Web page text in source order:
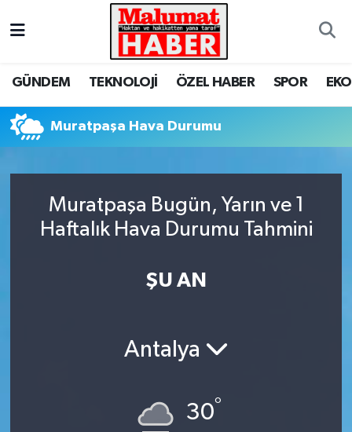
GÜNDEM TEKNOLOJİ ÖZEL HABER SPOR
Muratpaşa Hava Durumu
Muratpaşa Bugün, Yarın ve 1
Haftalık Hava Durumu Tahmini
ŞU AN
Antalya
30°
Nöbetçi Eczaneler
Tüm Manşetler